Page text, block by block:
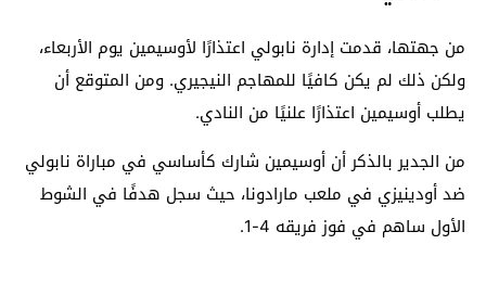
من جهتها، قدمت إدارة نابولي اعتذارًا لأوسيمين يوم الأربعاء،
ولكن ذلك لم يكن كافيًا للمهاجم النيجيري. ومن المتوقع أن
يطلب أوسيمين اعتذارًا علنيًا من النادي.
من الجدير بالذكر أن أوسيمين شارك كأساسي في مباراة نابولي
ضد أودينيزي في ملعب مارادونا، حيث سجل هدفًا في الشوط
الأول ساهم في فوز فريقه 4-1.